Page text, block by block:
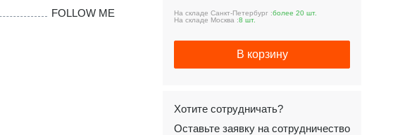
FOLLOW ME На складе Санкт-Петербург :более 20 шт.
На складе Москва :8 шт.
В корзину
Хотите сотрудничать?
Оставьте заявку на сотрудничество